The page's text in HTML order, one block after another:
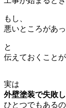
もし、
悪いところがあ
と
伝えておくことが
実は
外壁塗装で失敗
ひとつでもあるの